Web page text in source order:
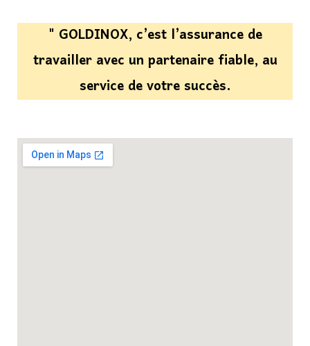
" GOLDINOX, c’est l’assurance de
travailler avec un partenaire fiable, au
service de votre succès.